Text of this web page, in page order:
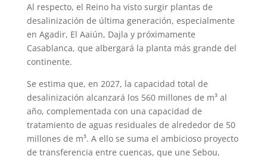
Al respecto, el Reino ha visto surgir plantas de
desalinización de última generación, especialmente
en Agadir, El Aaiún, Dajla y próximamente
Casablanca, que albergará la planta más grande del
continente.
Se estima que, en 2027, la capacidad total de
desalinización alcanzará los 560 millones de m³ al
año, complementada con una capacidad de
tratamiento de aguas residuales de alrededor de 50
millones de m³. A ello se suma el ambicioso proyecto
de transferencia entre cuencas, que une Sebou,